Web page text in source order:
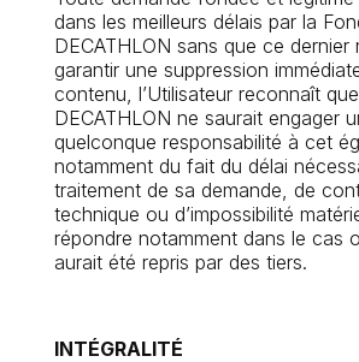
dans les meilleurs délais par la
DECATHLON sans que ce dernier
garantir une suppression
contenu, l’Utilisateur reconnaît
DECATHLON ne saurait engager
quelconque responsabilité à cet
notamment du fait du délai
traitement de sa demande, de
technique ou d’impossibilité
répondre notamment dans le cas
aurait été repris par des tiers.
INTÉGRALITÉ